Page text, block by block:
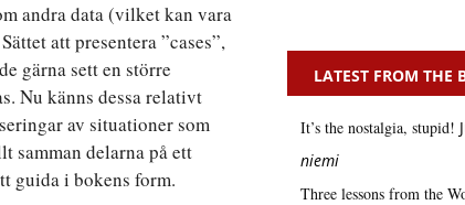
andra data (vilket kan vara
att presentera ”cases”,
gärna sett en större
Nu känns dessa relativt
av situationer som
samman delarna på ett
guida i bokens form.
LATEST FROM THE
It’s the nostalgia, stupid!
niemi
Three lessons from the